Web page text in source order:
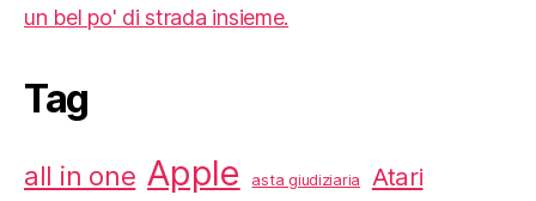
un bel po' di strada insieme.
Tag
all in one Apple asta giudiziaria Atari